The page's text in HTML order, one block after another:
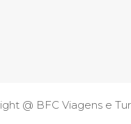
@ BFC Viagens e